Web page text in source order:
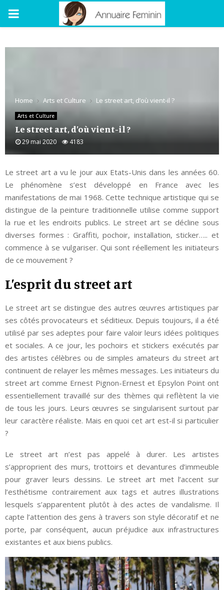
PRIMARY
Home Arts et Culture Le street art, d’où vient-il ?
Arts et Culture
Le street art, d’où vient-il ?
29 mai 2020 4183
Le street art a vu le jour aux Etats-Unis dans les années 60.
Le phénomène s’est développé en France avec les
manifestations de mai 1968. Cette technique artistique qui se
distingue de la peinture traditionnelle utilise comme support
la rue et les endroits publics. Le street art se décline sous
diverses formes : Graffiti, pochoir, installation, sticker….. et
commence à se vulgariser. Qui sont réellement les initiateurs
de ce mouvement ?
L’esprit du street art
Le street art se distingue des autres œuvres artistiques par
ses côtés provocateurs et séditieux. Depuis toujours, il a été
utilisé par ses adeptes pour faire valoir leurs idées politiques
et sociales. A ce jour, les pochoirs et stickers exécutés par
des artistes célèbres ou de simples amateurs du street art
continuent de relayer les mêmes messages. Les initiateurs du
street art comme Ernest Pignon-Ernest et Epsylon Point ont
essentiellement travaillé sur des thèmes qui reflètent la vie
de tous les jours. Leurs œuvres se singularisent surtout par
leur caractère réaliste. Mais en quoi cet art est-il si particulier
?
Le street art n’est pas appelé à durer. Les artistes
s’approprient des murs, trottoirs et devantures d’immeuble
pour graver leurs dessins. Le street art met l’accent sur
l’esthétisme contrairement aux tags et autres illustrations
lesquels s’apparentent plutôt à des actes de vandalisme. Il
capte l’attention des gens à travers son style décoratif et ne
porte, par conséquent, aucun préjudice aux infrastructures
existantes et aux biens publics.